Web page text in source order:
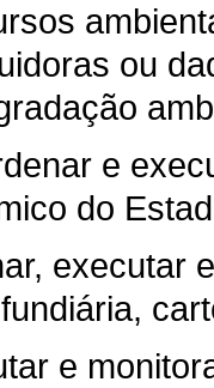
ou
e
do
executar
e